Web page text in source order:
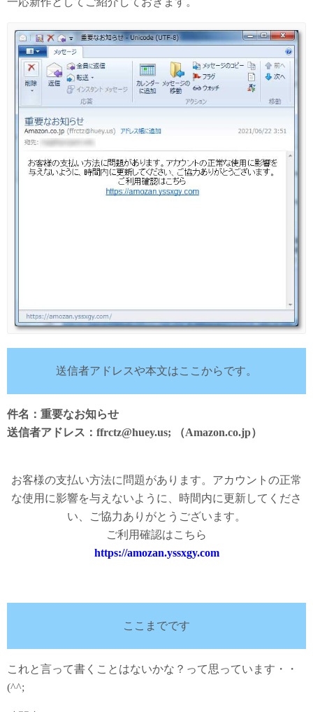
送信者アドレスや本文はここからです。
件名：重要なお知らせ
送信者アドレス：ffrctz@huey.us; （Amazon.co.jp）
お客様の支払い方法に問題があります。アカウントの正常
な使用に影響を与えないように、時間内に更新してくださ
い、ご協力ありがとうございます。
ご利用確認はこちら
https://amozan.yssxgy.com
ここまでです
これと言って書くことはないかな？って思っています・・
(^^;